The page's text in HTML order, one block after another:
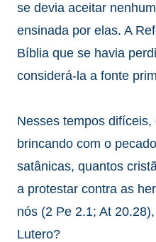
se devia aceitar
ensinada por elas. A
Bíblia que se havia
considerá-la a fonte
Nesses tempos
brincando com o
satânicas, quantos
a protestar contra as
nós (2 Pe 2.1; At
Lutero?